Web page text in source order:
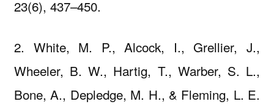
23(6), 437–450.
2. White, M. P., Alcock, I., Grellier, J.,
Wheeler, B. W., Hartig, T., Warber, S. L.,
Bone, A., Depledge, M. H., & Fleming, L. E.